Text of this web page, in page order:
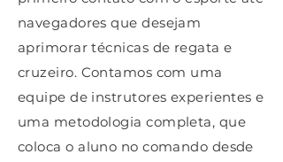
navegadores que desejam
aprimorar técnicas de regata e
cruzeiro. Contamos com uma
equipe de instrutores experientes e
uma metodologia completa, que
coloca o aluno no comando desde